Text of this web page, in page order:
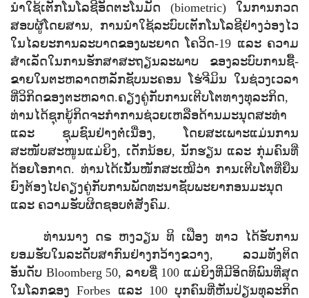
ນຳໃຊ້ເຕັກໂນໂລຊີອັດຕະໂນມັດ (biometric) ໃນການກວດ
ສອບຜູ້ໂດຍສານ, ການນຳໃຊ້ລະບົບເຕັກໂນໂລຊີຢ່າງວ່ອງໄວ
ໃນໄລຍະການລະບາດຂອງພະຍາດ ໂຄວິດ-19 ແລະ ຄວາມ
ສຳເລັດໃນການຮັກສາສະຖຽນລະພາບ ຂອງລະບົບການຊື້-
ຂາຍໃນຕະຫລາດຫລັກຊັບນະຄອນ ໂຮ່ຈີມິນ ໃນຊ່ວງເວລາ
ທີ່ວິກິດຂອງຕະຫລາດ.ຄຽງຄູ່ກັບການເຕີບໂຕທາງທຸລະກິດ,
ທ່ານໄດ້ຊຸກຍູ້ກິດຈະກໍາການຊ່ວຍເຫລືອດ້ານມະນຸດສະທໍາ
ແລະ ຊຸມຊົນຢ່າງຕໍ່ເນື່ອງ, ໂດຍສະເພາະແມ່ນການ
ສະໜັບສະໜູນແມ່ຍິງ, ເດັກນ້ອຍ, ນັກຮຽນ ແລະ ກຸ່ມຄົນທີ່
ດ້ອຍໂອກາດ. ທ່ານໄດ້ເນັ້ນໜັກສະເໝີວ່າ ການເຕີບໂຕທີ່ຍືນ
ຍົງຕ້ອງໄປຄຽງຄູ່ກັບການພັດທະນາຊັບພະຍາກອນມະນຸດ
ແລະ ຄວາມຮັບຜິດຊອບຕໍ່ສັງຄົມ.
ທ່ານນາງ ດຣ ຫງວຽນ ທິ ເຟືອງ ທາວ ໄດ້ຮັບການ
ຍອມຮັບໃນລະດັບສາກົນຢ່າງກວ້າງຂວາງ, ລວມທັງຕິດ
ອັນດັບ Bloomberg 50, ລາຍຊື່ 100 ແມ່ຍິງທີ່ມີອິດທິພົນທີ່ສຸດ
ໃນໂລກຂອງForbes ແລະ 100 ບຸກຄົນທີ່ຫັນປ່ຽນທຸລະກິດ